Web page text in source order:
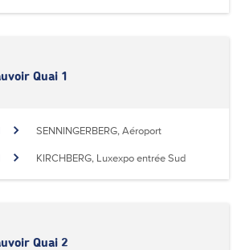
Quai 1
SENNINGERBERG, Aéroport
KIRCHBERG, Luxexpo entrée Sud
Quai 2